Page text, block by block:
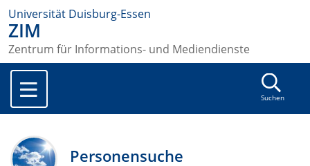
Universität Duisburg-Essen
ZIM
Zentrum für Informations- und Mediendienste
Suchen
Personensuche